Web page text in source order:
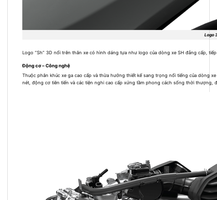
Logo
Logo “Sh” 3D nổi trên thân xe có hình dáng tựa như logo của dòng xe SH đẳng cấp,
Động cơ – Công nghệ
Thuộc phân khúc xe ga cao cấp và thừa hưởng thiết kế sang trọng nổi tiếng của dòng
nét, động cơ tiên tiến và các tiện nghi cao cấp xứng tầm phong cách sống thời thượng,